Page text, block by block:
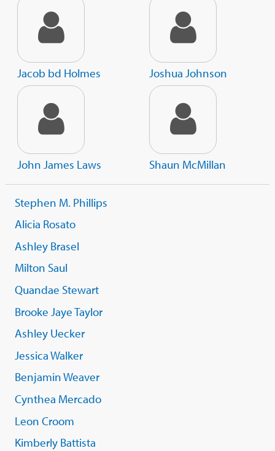
Jacob bd Holmes Joshua Johnson
John James Laws Shaun McMillan
Stephen M. Phillips
Alicia Rosato
Ashley Brasel
Milton Saul
Quandae Stewart
Brooke Jaye Taylor
Ashley Uecker
Jessica Walker
Benjamin Weaver
Cynthea Mercado
Leon Croom
Kimberly Battista